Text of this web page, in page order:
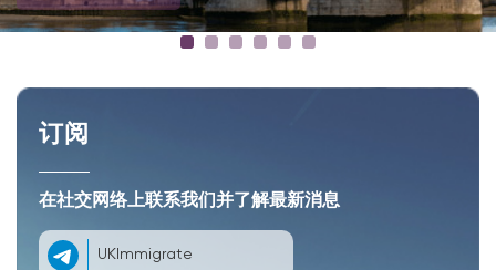
订阅
在社交网络上联系我们并了解最新消息
UKImmigrate